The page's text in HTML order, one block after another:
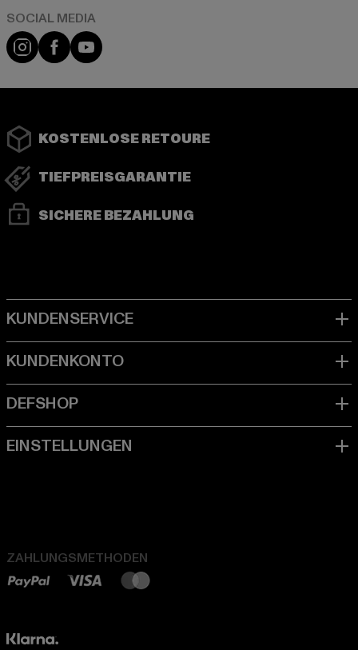
Instagram
FacebookYouTube
KOSTENLOSE RETOURE
TIEFPREISGARANTIE
SICHERE BEZAHLUNG
ZAHLUNGSMETHODEN